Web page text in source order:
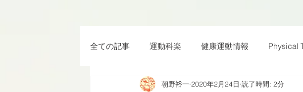
全ての記事 運動科楽 健康運動情報 Physical
ちょっと楽 (Entertainment) な話 雑感その他
朝野裕一 2020年2月24日 読了時間: 2分